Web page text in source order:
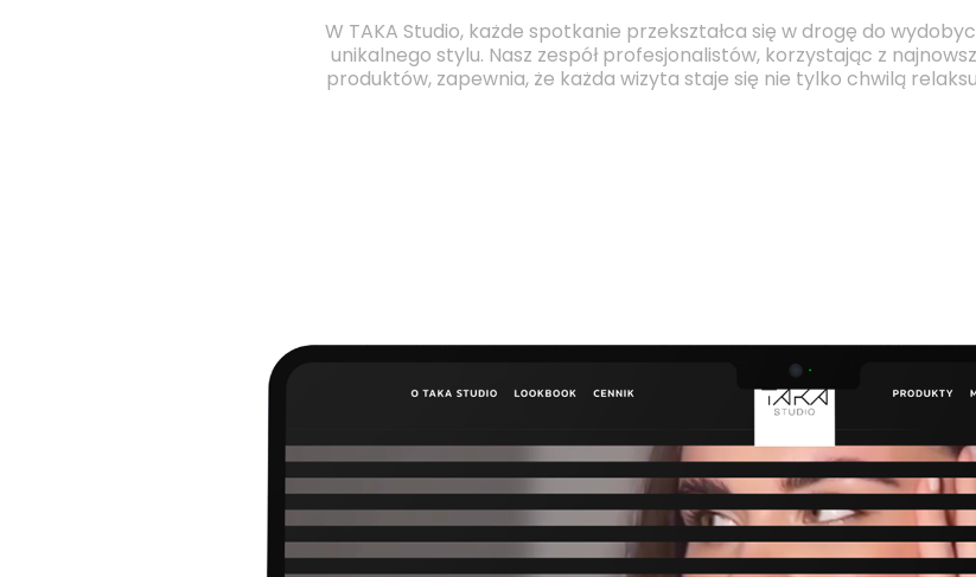
W TAKA Studio, każde spotkanie przekształca się w drogę do
unikalnego stylu. Nasz zespół profesjonalistów, korzystając z
produktów, zapewnia, że każda wizyta staje się nie tylko chwilą